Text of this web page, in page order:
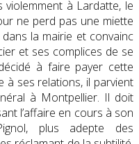
violemment à Lardatte, le
ne perd pas une miette
la mairie et convainc
et ses complices de se
à faire payer cette
à ses relations, il parvient
à Montpellier. Il doit
l’affaire en cours à son
plus adepte des